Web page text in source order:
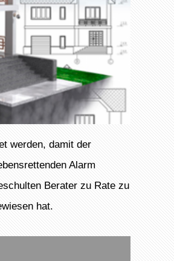
werden, damit der
Alarm
Berater zu Rate zu
hat.